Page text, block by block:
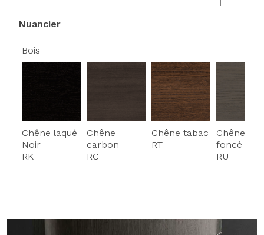
Nuancier
Bois
Chêne laqué
Noir
RK
Chêne
carbon
RC
Chêne tabac
RT
Chêne gris
foncé
RU